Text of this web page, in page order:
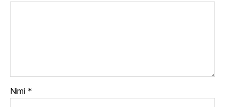
Nimi *